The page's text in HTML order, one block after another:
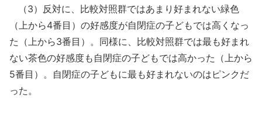
（3）反対に、比較対照群ではあまり好まれない緑色
（上から4番目）の好感度が自閉症の子どもでは高くなっ
た（上から3番目）。同様に、比較対照群では最も好まれ
ない茶色の好感度も自閉症の子どもでは高かった（上から
5番目）。自閉症の子どもに最も好まれないのはピンクだ
った。